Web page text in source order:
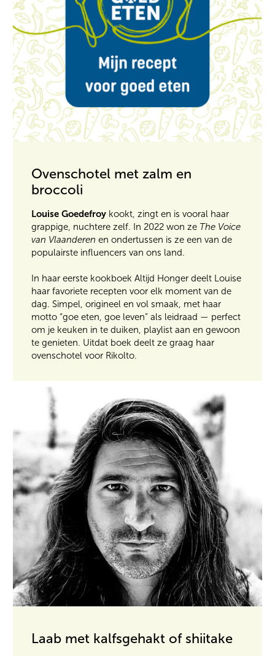
Ovenschotel met zalm en
broccoli
Louise Goedefroy kookt, zingt en is vooral haar
grappige, nuchtere zelf. In 2022 won ze The Voice
van Vlaanderen en ondertussen is ze een van de
populairste influencers van ons land.
In haar eerste kookboek Altijd Honger deelt Louise
haar favoriete recepten voor elk moment van de
dag. Simpel, origineel en vol smaak, met haar
motto “goe eten, goe leven” als leidraad — perfect
om je keuken in te duiken, playlist aan en gewoon
te genieten. Uitdat boek deelt ze graag haar
ovenschotel voor Rikolto.
Laab met kalfsgehakt of shiitake